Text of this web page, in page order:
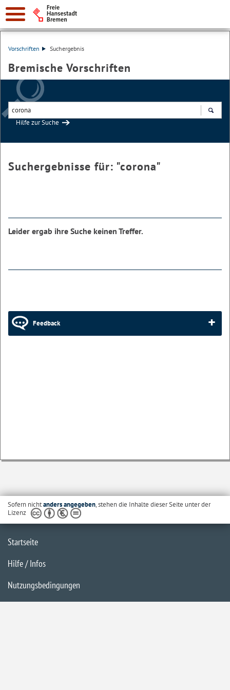
Vorschriften Suchergebnis
Bremische Vorschriften
Hilfe zur Suche
Suchergebnisse für: "corona"
Leider ergab ihre Suche keinen Treffer.
Feedback
Sofern nichtanders angegeben, stehen die Inhalte dieser Seite unter der
Lizenz
Startseite
Hilfe / Infos
Nutzungsbedingungen